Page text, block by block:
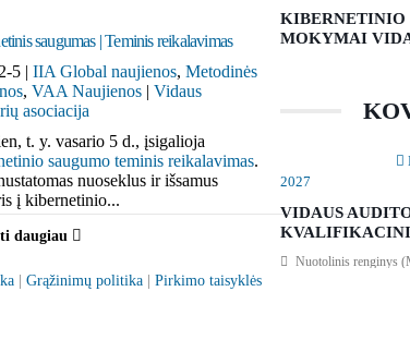
saugumas | Teminis reikalavimas
5 |IIA Global naujienos,Metodinės
,VAA Naujienos |Vidaus
asociacija
t. y. vasario 5 d., įsigalioja
saugumo teminis reikalavimas.
nuoseklus ir išsamus
į kibernetinio...
daugiau
IIA Global kviečia
Metodinės naujienos
Pagrindinė IIA
funkcija – nuolat
veiklos aspektais.
svarbiausi...
KIBERNETINIO
MOKYMAI
2027
VIDAUS
Nuotolinis renginys
Grąžinimų politika Pirkimo taisyklės